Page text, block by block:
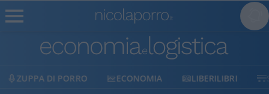
ECONOMIA LIBERILIBRI SHOP SOSTIENICI